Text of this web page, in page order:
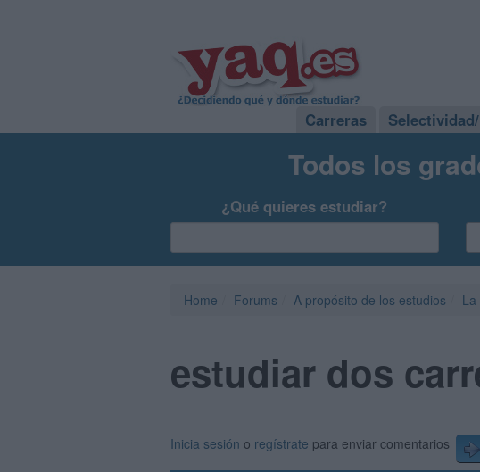
Carreras
Todos los
¿Qué quieres estudiar?
Home Forums A propósito de los estudios
estudiar dos
Inicia sesión o regístrate para enviar comentarios